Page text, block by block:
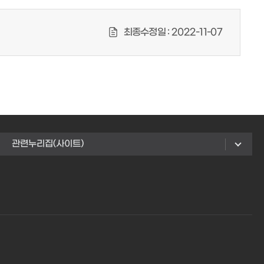
최종수정일 : 2022-11-07
관련누리집(사이트)